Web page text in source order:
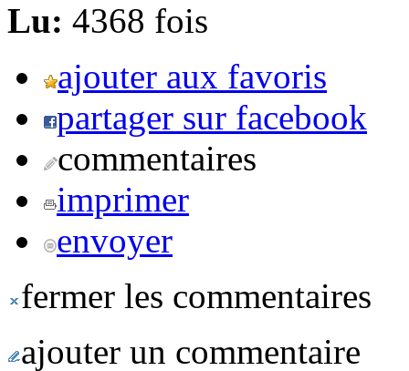
Lu: 4368 fois
ajouter aux favoris
partager sur facebook
commentaires
imprimer
envoyer
fermer les commentaires
ajouter un commentaire